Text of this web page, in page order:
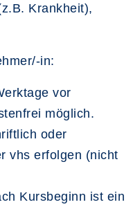
Krankheit),
in:
vor
möglich.
oder
vhs erfolgen (nicht
Kursbeginn ist ein